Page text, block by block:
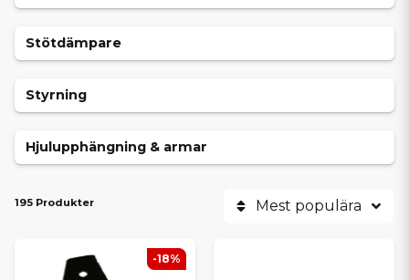
Stötdämpare
Styrning
Hjulupphängning & armar
195 Produkter Mest populära
-18%